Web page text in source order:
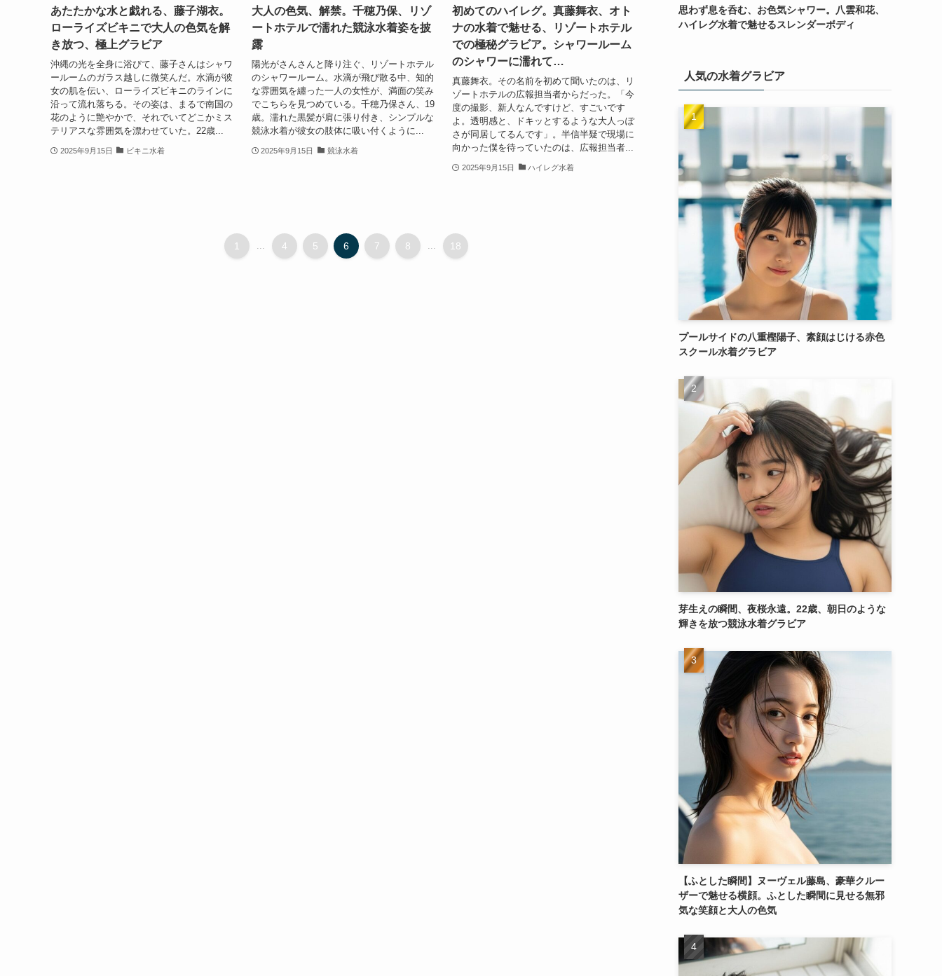
あたたかな水と戯れる、藤子湖衣。
ローライズビキニで大人の色気を解
き放つ、極上グラビア
沖縄の光を全身に浴びて、藤子さんはシャワ
ールームのガラス越しに微笑んだ。水滴が彼
女の肌を伝い、ローライズビキニのラインに
沿って流れ落ちる。その姿は、まるで南国の
花のように艶やかで、それでいてどこかミス
テリアスな雰囲気を漂わせていた。22歳...
2025年9月15日 ビキニ水着
大人の色気、解禁。千穂乃保、リゾ
ートホテルで濡れた競泳水着姿を披
露
陽光がさんさんと降り注ぐ、リゾートホテル
のシャワールーム。水滴が飛び散る中、知的
な雰囲気を纏った一人の女性が、満面の笑み
でこちらを見つめている。千穂乃保さん、19
歳。濡れた黒髪が肩に張り付き、シンプルな
競泳水着が彼女の肢体に吸い付くように...
2025年9月15日 競泳水着
初めてのハイレグ。真藤舞衣、オト
ナの水着で魅せる、リゾートホテル
での極秘グラビア。シャワールーム
のシャワーに濡れて…
真藤舞衣。その名前を初めて聞いたのは、リ
ゾートホテルの広報担当者からだった。「今
度の撮影、新人なんですけど、すごいです
よ。透明感と、ドキッとするような大人っぽ
さが同居してるんです」。半信半疑で現場に
向かった僕を待っていたのは、広報担当者...
2025年9月15日 ハイレグ水着
1 4 5 6 7 8 18
思わず息を呑む、お色気シャワー。八雲和花、
ハイレグ水着で魅せるスレンダーボディ
人気の水着グラビア
プールサイドの八重樫陽子、素顔はじける赤色
スクール水着グラビア
芽生えの瞬間、夜桜永遠。22歳、朝日のような
輝きを放つ競泳水着グラビア
【ふとした瞬間】ヌーヴェル藤島、豪華クルー
ザーで魅せる横顔。ふとした瞬間に見せる無邪
気な笑顔と大人の色気